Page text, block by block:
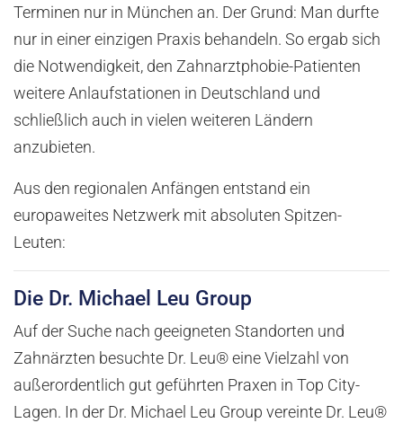
Terminen nur in München an. Der Grund: Man durfte
nur in einer einzigen Praxis behandeln. So ergab sich
die Notwendigkeit, den Zahnarztphobie-Patienten
weitere Anlaufstationen in Deutschland und
schließlich auch in vielen weiteren Ländern
anzubieten.
Aus den regionalen Anfängen entstand ein
europaweites Netzwerk mit absoluten Spitzen-
Leuten:
Die Dr. Michael Leu Group
Auf der Suche nach geeigneten Standorten und
Zahnärzten besuchte Dr. Leu® eine Vielzahl von
außerordentlich gut geführten Praxen in Top City-
Lagen. In der Dr. Michael Leu Group vereinte Dr. Leu®